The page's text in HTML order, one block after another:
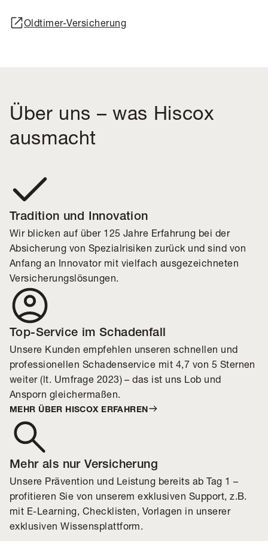
Oldtimer-Versicherung
Über uns – was Hiscox
ausmacht
Tradition und Innovation
Wir blicken auf über 125 Jahre Erfahrung bei der
Absicherung von Spezialrisiken zurück und sind von
Anfang an Innovator mit vielfach ausgezeichneten
Versicherungslösungen.
Top-Service im Schadenfall
Unsere Kunden empfehlen unseren schnellen und
professionellen Schadenservice mit 4,7 von 5 Sternen
weiter (lt. Umfrage 2023) – das ist uns Lob und
Ansporn gleichermaßen.
MEHR ÜBER HISCOX ERFAHREN
Mehr als nur Versicherung
Unsere Prävention und Leistung bereits ab Tag 1 –
profitieren Sie von unserem exklusiven Support, z.B.
mit E-Learning, Checklisten, Vorlagen in unserer
exklusiven Wissensplattform.